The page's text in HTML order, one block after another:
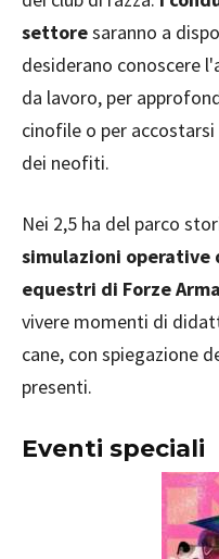
settoresaranno a
desiderano conoscere
da lavoro, per
cinofile o per
dei neofiti.
Nei 2,5 ha del parco
simulazioni
equestri di Forze
vivere momenti di
cane, con spiegazione
presenti.
Eventi speciali